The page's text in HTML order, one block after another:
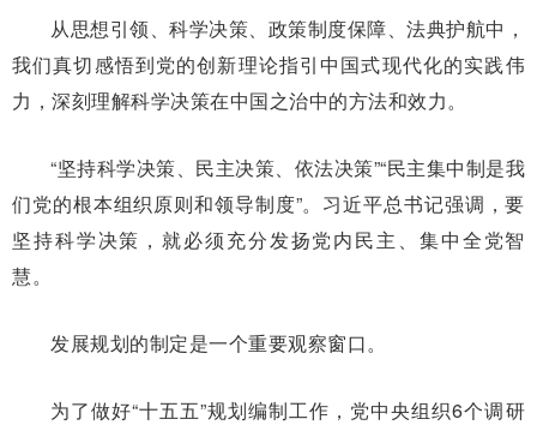
从思想引领、科学决策、政策制度保障、法典护航中，
我们真切感悟到党的创新理论指引中国式现代化的实践伟
力，深刻理解科学决策在中国之治中的方法和效力。
“坚持科学决策、民主决策、依法决策”“民主集中制是我
们党的根本组织原则和领导制度”。习近平总书记强调，要
坚持科学决策，就必须充分发扬党内民主、集中全党智
慧。
发展规划的制定是一个重要观察窗口。
为了做好“十五五”规划编制工作，党中央组织6个调研